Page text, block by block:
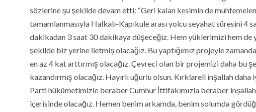
sözlerine şu şekilde devam etti: “Geri kalan kesimin de muhtemelen
tamamlanmasıyla Halkalı-Kapıkule arası yolcu seyahat süresini 4
dakikadan 3 saat 30 dakikaya düşeceğiz. Hem yüklerimizi hem de
şekilde biz yerine iletmiş olacağız. Bu yaptığımız projeyle
en az 4 kat arttırmış olacağız. Çevreci olan bir projemizi daha bu
kazandırmış olacağız. Hayırlı uğurlu olsun. Kırklareli inşallah
Parti hükümetimizle beraber Cumhur İttifakımızla beraber
içerisinde olacağız. Hemen benim arkamda, benim solumda